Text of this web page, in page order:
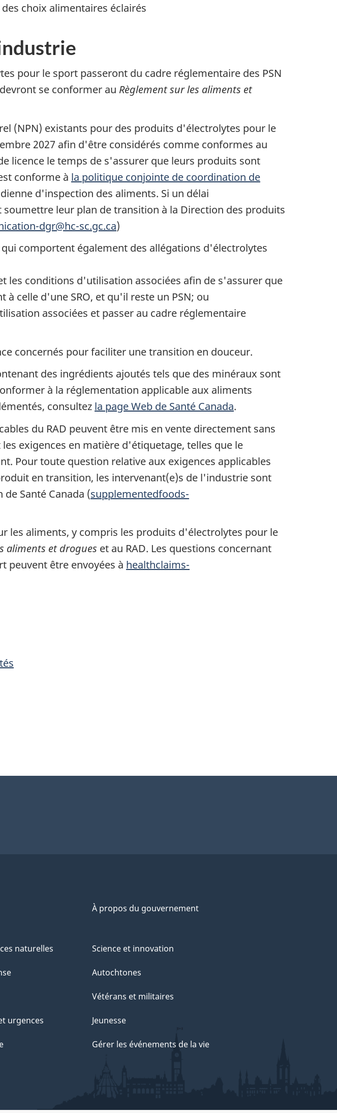
choix alimentaires éclairés
pour le sport passeront du cadre réglementaire des PSN
se conformer au Règlement sur les aliments et
(NPN) existants pour des produits d'électrolytes pour le
2027 afin d'être considérés comme conformes au
licence le temps de s'assurer que leurs produits sont
conforme à la politique conjointe de coordination de
d'inspection des aliments. Si un délai
leur plan de transition à la Direction des produits
dgr@hc-sc.gc.ca)
comportent également des allégations d'électrolytes
conditions d'utilisation associées afin de s'assurer que
celle d'une SRO, et qu'il reste un PSN; ou
associées et passer au cadre réglementaire
concernés pour faciliter une transition en douceur.
des ingrédients ajoutés tels que des minéraux sont
à la réglementation applicable aux aliments
consultez la page Web de Santé Canada.
du RAD peuvent être mis en vente directement sans
exigences en matière d'étiquetage, telles que le
Pour toute question relative aux exigences applicables
en transition, les intervenant(e)s de l'industrie sont
Santé Canada (supplementedfoods-
les aliments, y compris les produits d'électrolytes pour le
aliments et drogues et au RAD. Les questions concernant
peuvent être envoyées à healthclaims-
À propos du gouvernement
naturelles
urgences
Science et innovation
Autochtones
Vétérans et militaires
Jeunesse
Gérer les événements de la vie